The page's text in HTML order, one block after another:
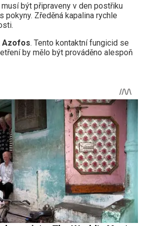
být připraveny v den postřiku
pokyny. Zředěná kapalina rychle
Azofos. Tento kontaktní fungicid se
by mělo být prováděno alespoň